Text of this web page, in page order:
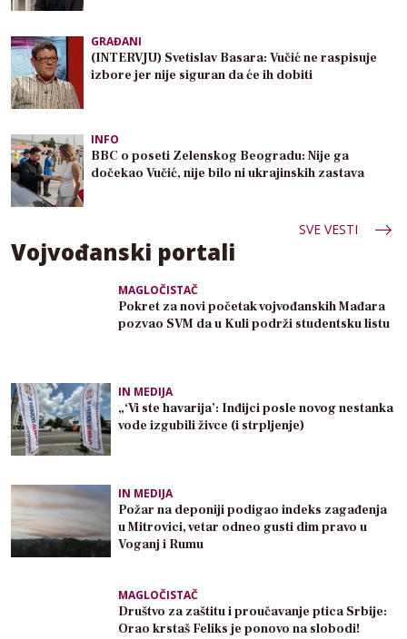
GRAĐANI
(INTERVJU) Svetislav Basara: Vučić ne raspisuje
izbore jer nije siguran da će ih dobiti
INFO
BBC o poseti Zelenskog Beogradu: Nije ga
dočekao Vučić, nije bilo ni ukrajinskih zastava
SVE VESTI
Vojvođanski portali
MAGLOČISTAČ
Pokret za novi početak vojvođanskih Mađara
pozvao SVM da u Kuli podrži studentsku listu
IN MEDIJA
„‘Vi ste havarija’: Inđijci posle novog nestanka
vode izgubili živce (i strpljenje)
IN MEDIJA
Požar na deponiji podigao indeks zagađenja
u Mitrovici, vetar odneo gusti dim pravo u
Voganj i Rumu
MAGLOČISTAČ
Društvo za zaštitu i proučavanje ptica Srbije:
Orao krstaš Feliks je ponovo na slobodi!